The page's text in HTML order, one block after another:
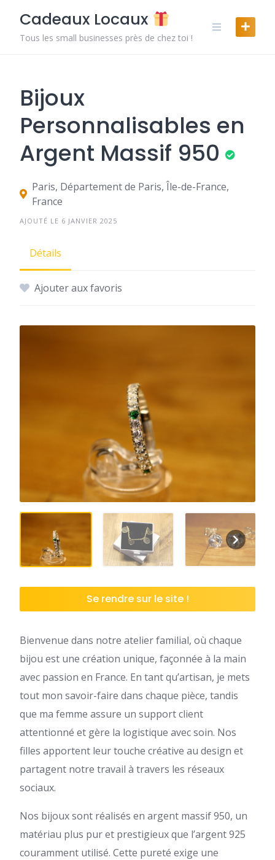
content
Cadeaux Locaux
Tous les small businesses près de chez toi !
Bijoux
Personnalisables en
Argent Massif 950
Paris, Département de Paris, Île-de-France,
France
AJOUTÉ LE 6 JANVIER 2025
Détails
Ajouter aux favoris
Se rendre sur le site !
Bienvenue dans notre atelier familial, où chaque
bijou est une création unique, façonnée à la main
avec passion en France. En tant qu’artisan, je mets
tout mon savoir-faire dans chaque pièce, tandis
que ma femme assure un support client
attentionné et gère la logistique avec soin. Nos
filles apportent leur touche créative au design et
partagent notre travail à travers les réseaux
sociaux.
Nos bijoux sont réalisés en argent massif 950, un
matériau plus pur et prestigieux que l’argent 925
couramment utilisé. Cette pureté exige une